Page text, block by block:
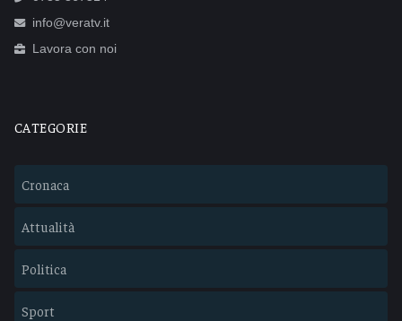
info@veratv.it
Lavora con noi
CATEGORIE
Cronaca
Attualità
Politica
Sport